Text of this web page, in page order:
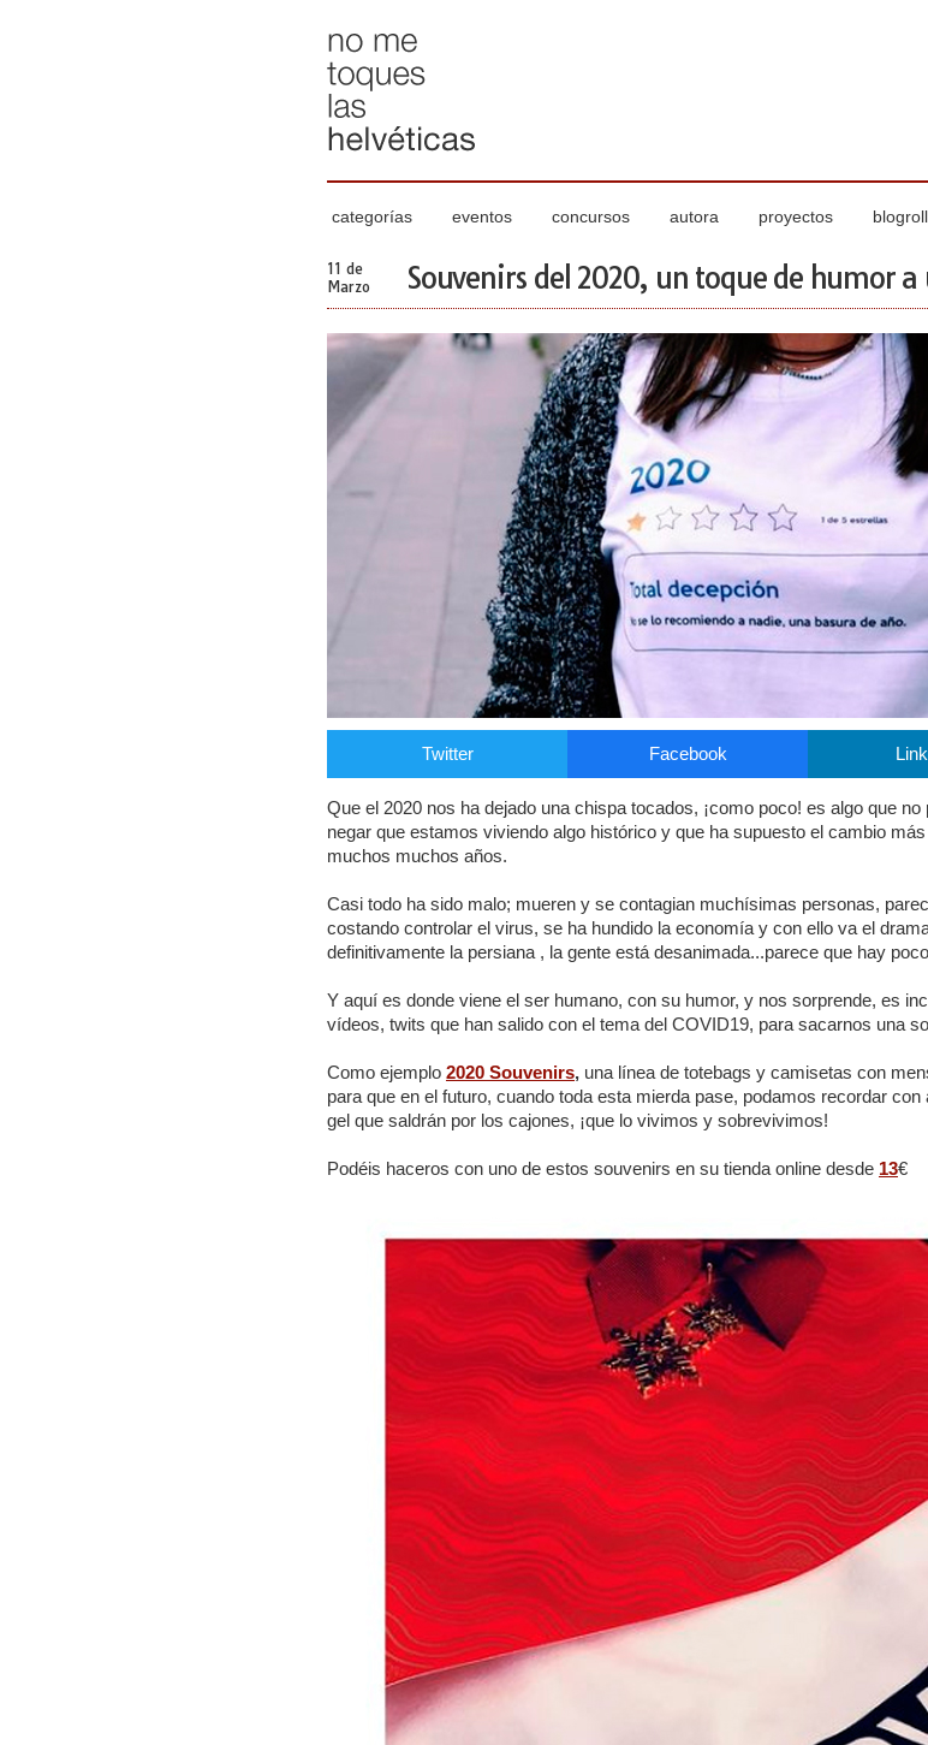
categorías eventos concursos autora proyectos blogroll
11 de
Marzo
Souvenirs del 2020, un toque de humor
Twitter Facebook
Que el 2020 nos ha dejado una chispa tocados, ¡como poco! es algo que
negar que estamos viviendo algo histórico y que ha supuesto el cambio
muchos muchos años.
Casi todo ha sido malo; mueren y se contagian muchísimas personas,
costando controlar el virus, se ha hundido la economía y con ello va el
definitivamente la persiana , la gente está desanimada...parece que hay
Y aquí es donde viene el ser humano, con su humor, y nos sorprende, es
vídeos, twits que han salido con el tema del COVID19, para sacarnos una
Como ejemplo 2020 Souvenirs, una línea de totebags y camisetas con
para que en el futuro, cuando toda esta mierda pase, podamos recordar
gel que saldrán por los cajones, ¡que lo vivimos y sobrevivimos!
Podéis haceros con uno de estos souvenirs en su tienda online desde 13€